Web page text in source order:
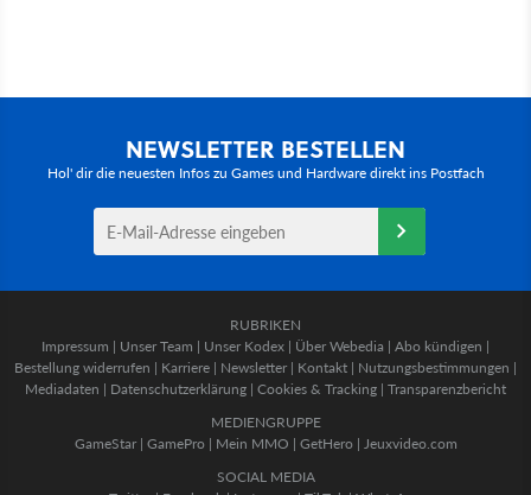
NEWSLETTER BESTELLEN
Hol' dir die neuesten Infos zu Games und Hardware direkt ins Postfach
RUBRIKEN
Impressum | Unser Team | Unser Kodex | Über Webedia | Abo kündigen |
Bestellung widerrufen | Karriere | Newsletter | Kontakt | Nutzungsbestimmungen |
Mediadaten | Datenschutzerklärung | Cookies & Tracking | Transparenzbericht
MEDIENGRUPPE
GameStar| GamePro | Mein MMO | GetHero | Jeuxvideo.com
SOCIAL MEDIA